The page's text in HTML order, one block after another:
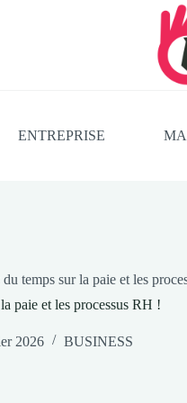
ENTREPRISE
temps sur la paie et les
paie et les processus RH !
2026 BUSINESS